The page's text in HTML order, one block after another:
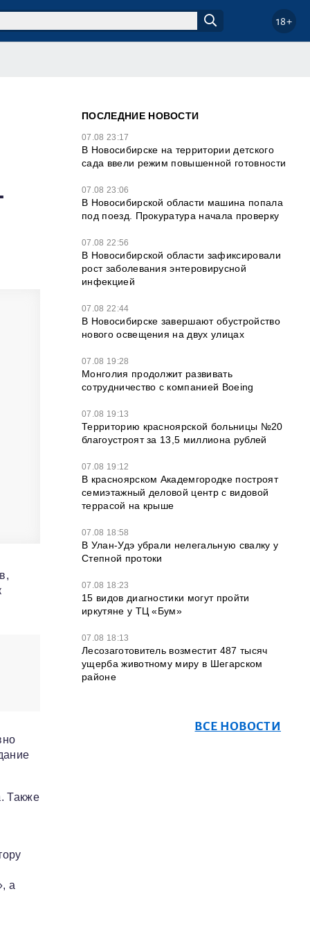
18+
Также
а
ПОСЛЕДНИЕ НОВОСТИ
07.08 23:17
В Новосибирске на территории детского
сада ввели режим повышенной готовности
07.08 23:06
В Новосибирской области машина попала
под поезд. Прокуратура начала проверку
07.08 22:56
В Новосибирской области зафиксировали
рост заболевания энтеровирусной
инфекцией
07.08 22:44
В Новосибирске завершают обустройство
нового освещения на двух улицах
07.08 19:28
Монголия продолжит развивать
сотрудничество с компанией Boeing
07.08 19:13
Территорию красноярской больницы №20
благоустроят за 13,5 миллиона рублей
07.08 19:12
В красноярском Академгородке построят
семиэтажный деловой центр с видовой
террасой на крыше
07.08 18:58
В Улан-Удэ убрали нелегальную свалку у
Степной протоки
07.08 18:23
15 видов диагностики могут пройти
иркутяне у ТЦ «Бум»
07.08 18:13
Лесозаготовитель возместит 487 тысяч
ущерба животному миру в Шегарском
районе
ВСЕ НОВОСТИ